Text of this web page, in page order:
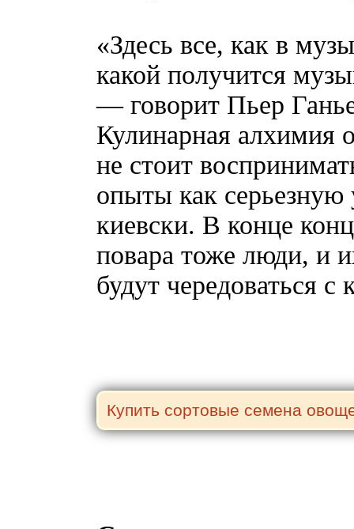
«Здесь все, как в
какой получится
— говорит Пьер
Кулинарная алхимия
не стоит
опыты как
киевски. В конце
повара тоже люди, и
будут чередоваться